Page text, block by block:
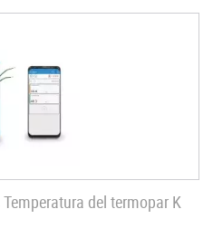
del termopar K